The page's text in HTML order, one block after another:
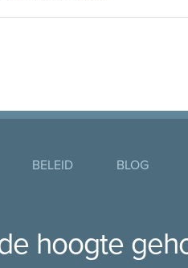
BELEID BLOG
hoogte